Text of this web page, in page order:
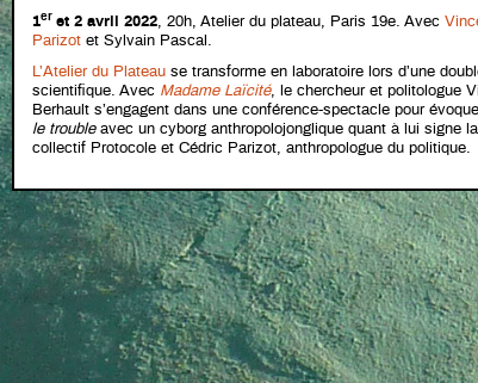
1er et 2 avril 2022, 20h, Atelier du plateau, Paris 19e. Avec
Parizot et Sylvain Pascal.
L’Atelier du Plateau se transforme en laboratoire lors d’une
scientifique. Avec Madame Laïcité, le chercheur et politologue
Berhault s’engagent dans une conférence-spectacle pour
le troubleavec un cyborg anthropolojonglique quant à lui signe
collectif Protocole et Cédric Parizot, anthropologue du politique.